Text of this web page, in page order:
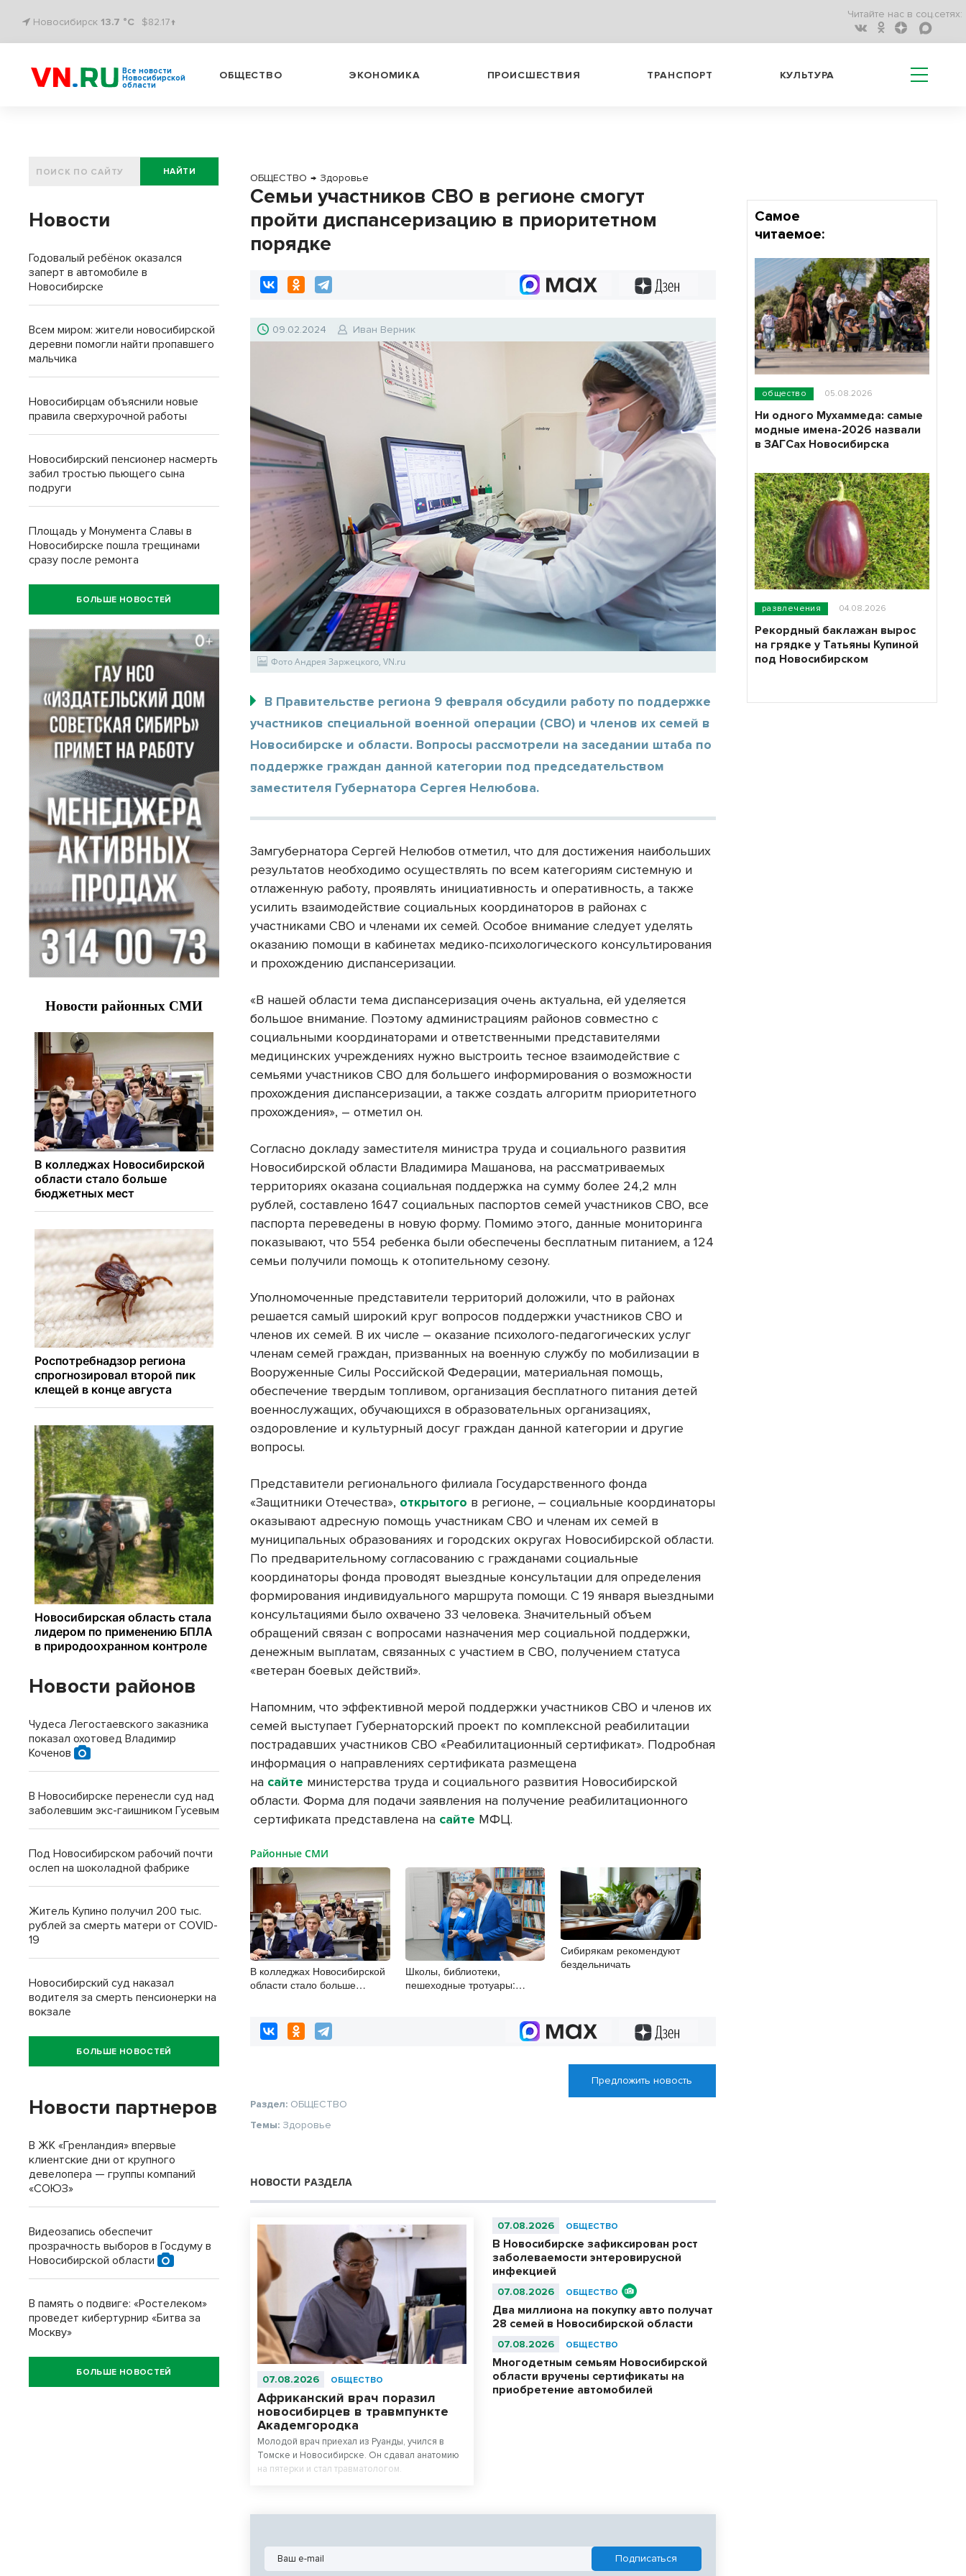
Новосибирск 13.7 °C $82.17↑
Читайте нас в соц.сетях:
Все новости
Новосибирской
области
ОБЩЕСТВО ЭКОНОМИКА ПРОИСШЕСТВИЯ ТРАНСПОРТ КУЛЬТУРА
ОБЩЕСТВО → Здоровье
Семьи участников СВО в регионе смогут
пройти диспансеризацию в приоритетном
порядке
09.02.2024 Иван Верник
Фото Андрея Заржецкого, VN.ru
В Правительстве региона 9 февраля обсудили работу по поддержке
участников специальной военной операции (СВО) и членов их семей в
Новосибирске и области. Вопросы рассмотрели на заседании штаба по
поддержке граждан данной категории под председательством
заместителя Губернатора Сергея Нелюбова.
Замгубернатора Сергей Нелюбов отметил, что для достижения наибольших
результатов необходимо осуществлять по всем категориям системную и
отлаженную работу, проявлять инициативность и оперативность, а также
усилить взаимодействие социальных координаторов в районах с
участниками СВО и членами их семей. Особое внимание следует уделять
оказанию помощи в кабинетах медико-психологического консультирования
и прохождению диспансеризации.
«В нашей области тема диспансеризация очень актуальна, ей уделяется
большое внимание. Поэтому администрациям районов совместно с
социальными координаторами и ответственными представителями
медицинских учреждениях нужно выстроить тесное взаимодействие с
семьями участников СВО для большего информирования о возможности
прохождения диспансеризации, а также создать алгоритм приоритетного
прохождения», – отметил он.
Согласно докладу заместителя министра труда и социального развития
Новосибирской области Владимира Машанова, на рассматриваемых
территориях оказана социальная поддержка на сумму более 24,2 млн
рублей, составлено 1647 социальных паспортов семей участников СВО, все
паспорта переведены в новую форму. Помимо этого, данные мониторинга
показывают, что 554 ребенка были обеспечены бесплатным питанием, а 124
семьи получили помощь к отопительному сезону.
Уполномоченные представители территорий доложили, что в районах
решается самый широкий круг вопросов поддержки участников СВО и
членов их семей. В их числе – оказание психолого-педагогических услуг
членам семей граждан, призванных на военную службу по мобилизации в
Вооруженные Силы Российской Федерации, материальная помощь,
обеспечение твердым топливом, организация бесплатного питания детей
военнослужащих, обучающихся в образовательных организациях,
оздоровление и культурный досуг граждан данной категории и другие
вопросы.
Представители регионального филиала Государственного фонда
«Защитники Отечества», открытого в регионе, – социальные координаторы
оказывают адресную помощь участникам СВО и членам их семей в
муниципальных образованиях и городских округах Новосибирской области.
По предварительному согласованию с гражданами социальные
координаторы фонда проводят выездные консультации для определения
формирования индивидуального маршрута помощи. С 19 января выездными
консультациями было охвачено 33 человека. Значительный объем
обращений связан с вопросами назначения мер социальной поддержки,
денежным выплатам, связанных с участием в СВО, получением статуса
«ветеран боевых действий».
Напомним, что эффективной мерой поддержки участников СВО и членов их
семей выступает Губернаторский проект по комплексной реабилитации
пострадавших участников СВО «Реабилитационный сертификат». Подробная
информация о направлениях сертификата размещена
на сайте министерства труда и социального развития Новосибирской
области. Форма для подачи заявления на получение реабилитационного
сертификата представлена на сайте МФЦ.
Районные СМИ
В колледжах Новосибирской
области стало больше
Школы, библиотеки,
пешеходные тротуары:
на социальных объектах
Сибирякам рекомендуют
бездельничать
Предложить новость
Раздел: ОБЩЕСТВО
Темы: Здоровье
НОВОСТИ РАЗДЕЛА
07.08.2026 ОБЩЕСТВО
Африканский врач поразил
новосибирцев в травмпункте
Академгородка
Молодой врач приехал из Руанды, учился в
Томске и Новосибирске. Он сдавал анатомию
на пятерки и стал травматологом.
07.08.2026 ОБЩЕСТВО
В Новосибирске зафиксирован рост
заболеваемости энтеровирусной
инфекцией
07.08.2026 ОБЩЕСТВО
Два миллиона на покупку авто получат
28 семей в Новосибирской области
07.08.2026 ОБЩЕСТВО
Многодетным семьям Новосибирской
области вручены сертификаты на
приобретение автомобилей
НАЙТИ
Новости
Годовалый ребёнок оказался
заперт в автомобиле в
Новосибирске
Всем миром: жители новосибирской
деревни помогли найти пропавшего
мальчика
Новосибирцам объяснили новые
правила сверхурочной работы
Новосибирский пенсионер насмерть
забил тростью пьющего сына
подруги
Площадь у Монумента Славы в
Новосибирске пошла трещинами
сразу после ремонта
БОЛЬШЕ НОВОСТЕЙ
Новости районов
Чудеса Легостаевского заказника
показал охотовед Владимир
Коченов
В Новосибирске перенесли суд над
заболевшим экс-гаишником Гусевым
Под Новосибирском рабочий почти
ослеп на шоколадной фабрике
Житель Купино получил 200 тыс.
рублей за смерть матери от COVID-
19
Новосибирский суд наказал
водителя за смерть пенсионерки на
вокзале
БОЛЬШЕ НОВОСТЕЙ
Новости партнеров
В ЖК «Гренландия» впервые
клиентские дни от крупного
девелопера — группы компаний
«СОЮЗ»
Видеозапись обеспечит
прозрачность выборов в Госдуму в
Новосибирской области
В память о подвиге: «Ростелеком»
проведет кибертурнир «Битва за
Москву»
БОЛЬШЕ НОВОСТЕЙ
Самое
читаемое:
общество 05.08.2026
Ни одного Мухаммеда: самые
модные имена-2026 назвали
в ЗАГСах Новосибирска
развлечения 04.08.2026
Рекордный баклажан вырос
на грядке у Татьяны Купиной
под Новосибирском